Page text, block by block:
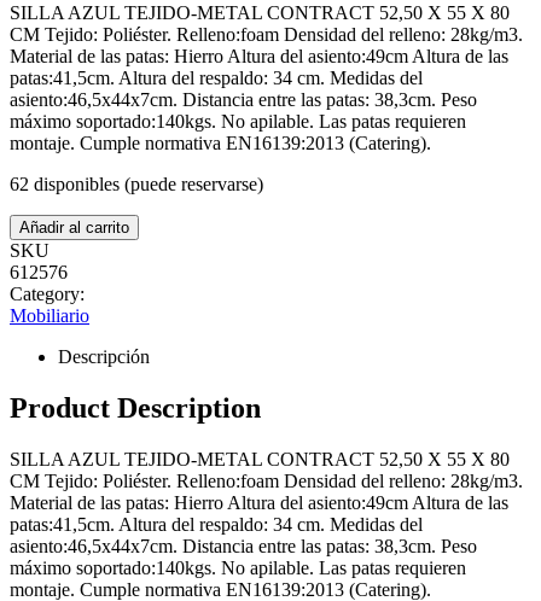
SILLA AZUL TEJIDO-METAL CONTRACT 52,50 X 55 X 80
CM Tejido: Poliéster. Relleno:foam Densidad del relleno: 28kg/m3.
Material de las patas: Hierro Altura del asiento:49cm Altura de las
patas:41,5cm. Altura del respaldo: 34 cm. Medidas del
asiento:46,5x44x7cm. Distancia entre las patas: 38,3cm. Peso
máximo soportado:140kgs. No apilable. Las patas requieren
montaje. Cumple normativa EN16139:2013 (Catering).
62 disponibles (puede reservarse)
SILLA
AZUL
TEJIDO-
METAL
CONTRACT
52,50
X
CM
cantidad
Añadir al carrito
SKU
612576
Category:
Mobiliario
Descripción
Product Description
SILLA AZUL TEJIDO-METAL CONTRACT 52,50 X 55 X 80
CM Tejido: Poliéster. Relleno:foam Densidad del relleno: 28kg/m3.
Material de las patas: Hierro Altura del asiento:49cm Altura de las
patas:41,5cm. Altura del respaldo: 34 cm. Medidas del
asiento:46,5x44x7cm. Distancia entre las patas: 38,3cm. Peso
máximo soportado:140kgs. No apilable. Las patas requieren
montaje. Cumple normativa EN16139:2013 (Catering).